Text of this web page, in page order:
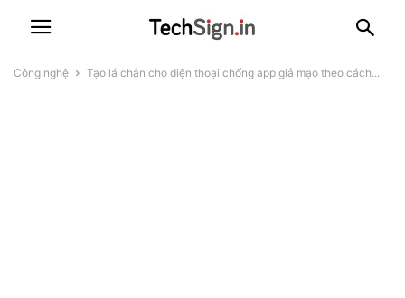
Công nghệ Tạo lá chắn cho điện thoại chống app giả mạo theo cách...